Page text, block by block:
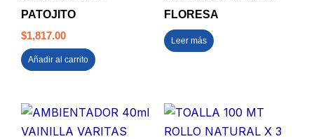
PATOJITO
$1,817.00
Añadir al carrito
FLORESA
Leer más